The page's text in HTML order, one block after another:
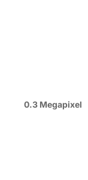
0.3 Megapixel